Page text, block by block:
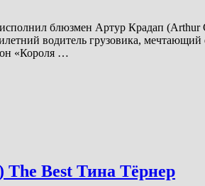
блюзмен Артур Крадап (Arthur
водитель грузовика,
«Короля …
Best Тина Тёрнер